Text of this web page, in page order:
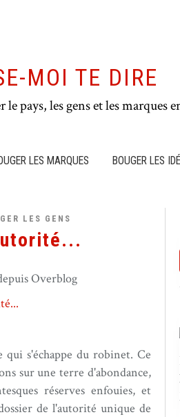
MOI TE DIRE
pays, les gens et les marques
LES MARQUES BOUGER LES
LES GENS
Overblog
s'échappe du robinet. Ce
sur une terre d'abondance,
réserves enfouies, et
de l'autorité unique de